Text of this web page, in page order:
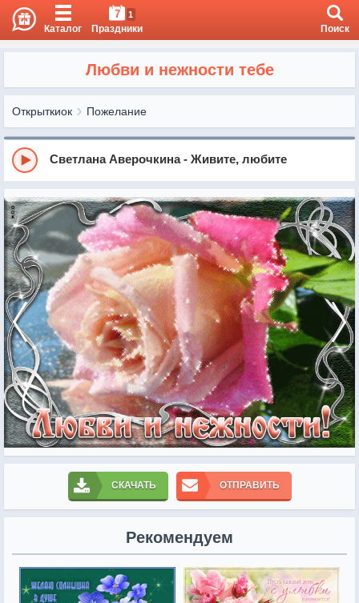
Каталог
7 1
Праздники Поиск
Любви и нежности тебе
Открыткиок Пожелание
Светлана Аверочкина - Живите, любите
СКАЧАТЬ ОТПРАВИТЬ
Рекомендуем